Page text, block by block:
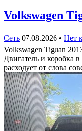
Volkswagen
Сеть 07.08.2026 • Нет
Volkswagen Tiguan
Двигатель и коробка
расходует от слова